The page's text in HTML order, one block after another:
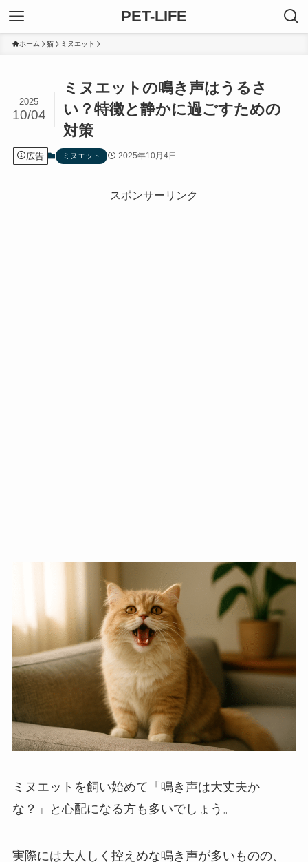
PET-LIFE
ホーム 猫 ミヌエット
ミヌエットの鳴き声はうるさ
い？特徴と静かに過ごすための
対策
2025
10/04
広告 ミヌエット 2025年10月4日
スポンサーリンク
ミヌエットを飼い始めて「鳴き声は大丈夫か
な？」と心配になる方も多いでしょう。
実際には大人しく控えめな鳴き声が多いものの、